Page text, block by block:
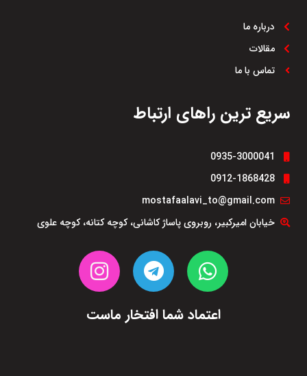
درباره ما
مقالات
تماس با ما
سریع ترین راهای ارتباط
0935-3000041
0912-1868428
mostafaalavi_to@gmail.com
خیابان امیرکبیر، روبروی پاساژ کاشانی، کوچه کتانه، کوچه علوی
اعتماد شما افتخار ماست